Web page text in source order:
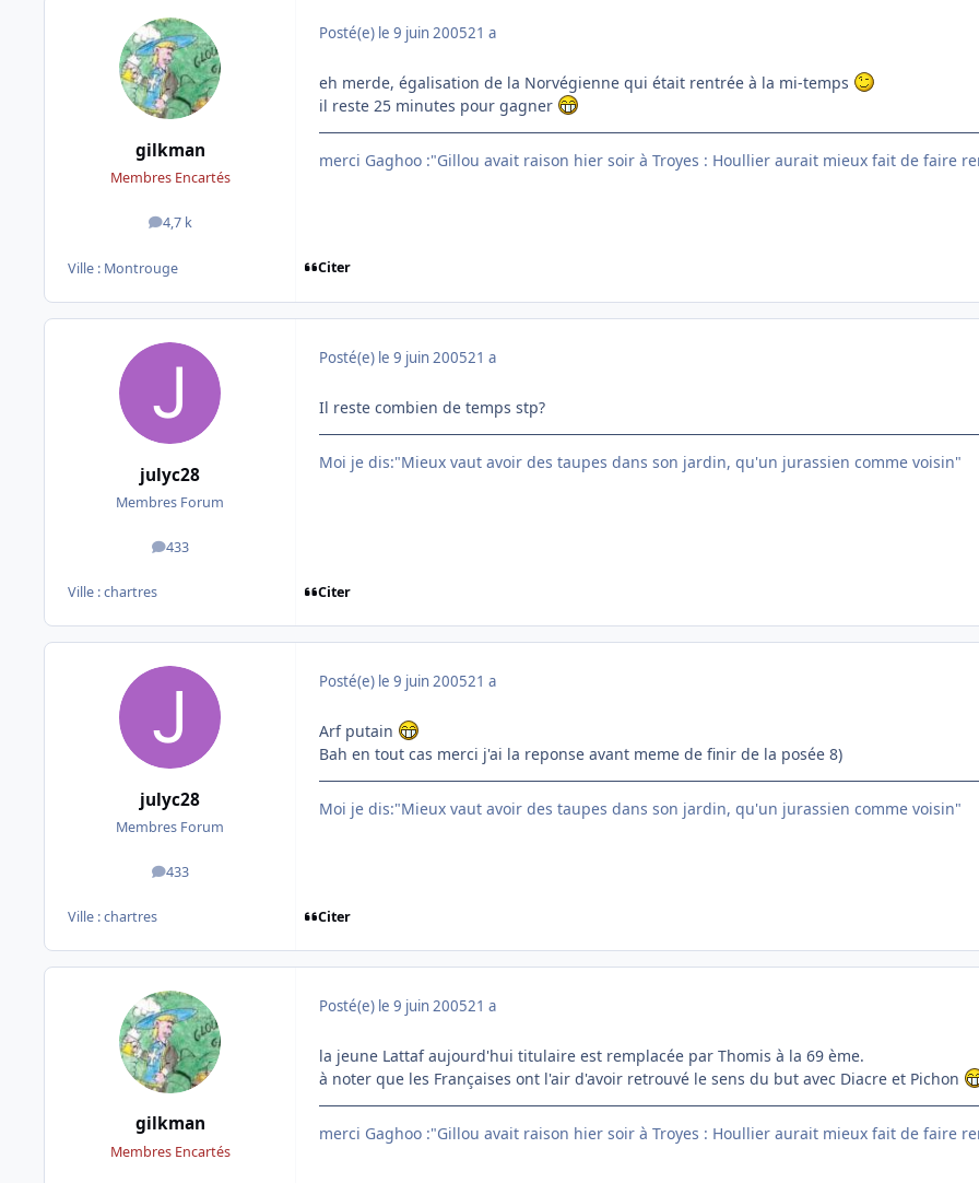
gilkman
Membres Encartés
4,7 k
messages
Ville : Montrouge
Posté(e) le 9 juin 200521 a
eh merde, égalisation de la Norvégienne qui était rentrée à la mi-temps
il reste 25 minutes pour gagner
merci Gaghoo :"Gillou avait raison hier soir à Troyes : Houllier aurait mieux fait de faire
Citer
julyc28
Membres Forum
433
messages
Ville :chartres
Posté(e) le 9 juin 200521 a
Il reste combien de temps stp?
Moi je dis:"Mieux vaut avoir des taupes dans son jardin, qu'un jurassien comme voisin"
Citer
julyc28
Membres Forum
433
messages
Ville :chartres
Posté(e) le 9 juin 200521 a
Arf putain
Bah en tout cas merci j'ai la reponse avant meme de finir de la posée 8)
Moi je dis:"Mieux vaut avoir des taupes dans son jardin, qu'un jurassien comme voisin"
Citer
gilkman
Membres Encartés
Posté(e) le 9 juin 200521 a
la jeune Lattaf aujourd'hui titulaire est remplacée par Thomis à la 69 ème.
à noter que les Françaises ont l'air d'avoir retrouvé le sens du but avec Diacre et Pichon
merci Gaghoo :"Gillou avait raison hier soir à Troyes : Houllier aurait mieux fait de faire